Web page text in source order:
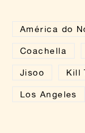
América do
Coachella
Jisoo Kill
Los Angeles